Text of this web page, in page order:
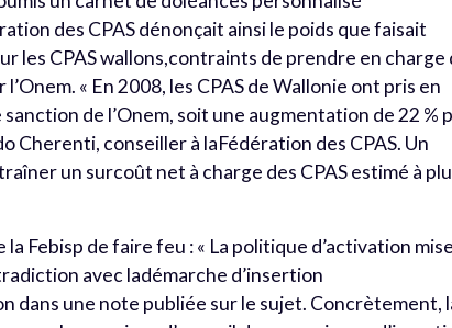
des CPAS dénonçait ainsi le poids que faisait
les CPAS wallons,contraints de prendre en charge
« En 2008, les CPAS de Wallonie ont pris en
de l’Onem, soit une augmentation de 22 %
Cherenti, conseiller à laFédération des CPAS. Un
un surcoût net à charge des CPAS estimé à
Febisp de faire feu : « La politique d’activation mise
avec ladémarche d’insertion
dans une note publiée sur le sujet. Concrètement,